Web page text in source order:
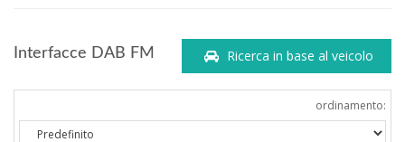
Interfacce DAB FM Ricerca in base al veicolo
ordinamento: